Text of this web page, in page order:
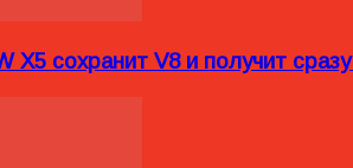
X5 сохранит V8 и получит